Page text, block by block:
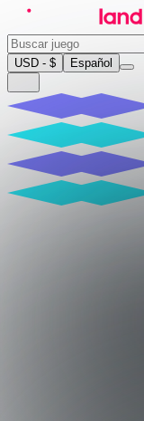
USD - $ Español